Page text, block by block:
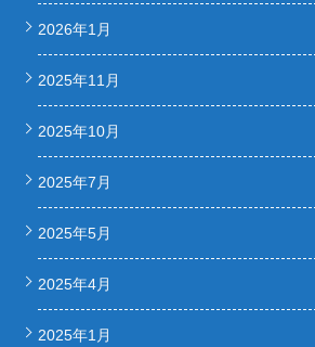
2026年1月
2025年11月
2025年10月
2025年7月
2025年5月
2025年4月
2025年1月